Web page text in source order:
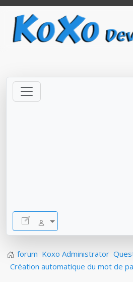
forum Koxo Administrator
Création automatique du mot de